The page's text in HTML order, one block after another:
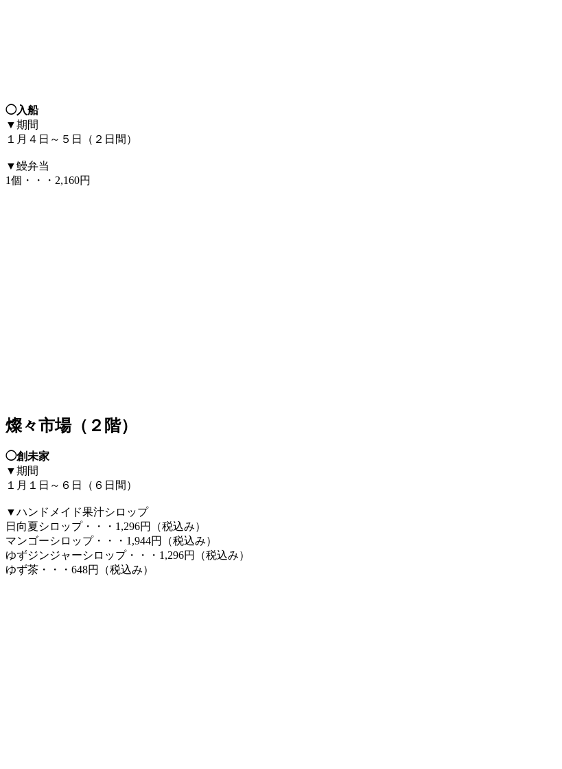
◯入船
▼期間
１月４日～５日（２日間）
▼鰻弁当
1個・・・2,160円
燦々市場（２階）
◯創未家
▼期間
１月１日～６日（６日間）
▼ハンドメイド果汁シロップ
日向夏シロップ・・・1,296円（税込み）
マンゴーシロップ・・・1,944円（税込み）
ゆずジンジャーシロップ・・・1,296円（税込み）
ゆず茶・・・648円（税込み）